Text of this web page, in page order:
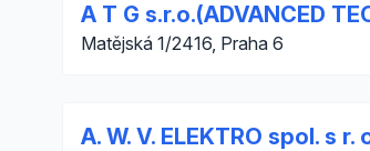
A T G s.r.o.(ADVANCED
Matějská 1/2416, Praha 6
A. W. V. ELEKTRO spol. s r.